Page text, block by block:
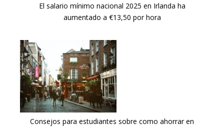
El salario mínimo nacional 2025 en Irlanda ha
aumentado a €13,50 por hora
Consejos para estudiantes sobre como ahorrar en